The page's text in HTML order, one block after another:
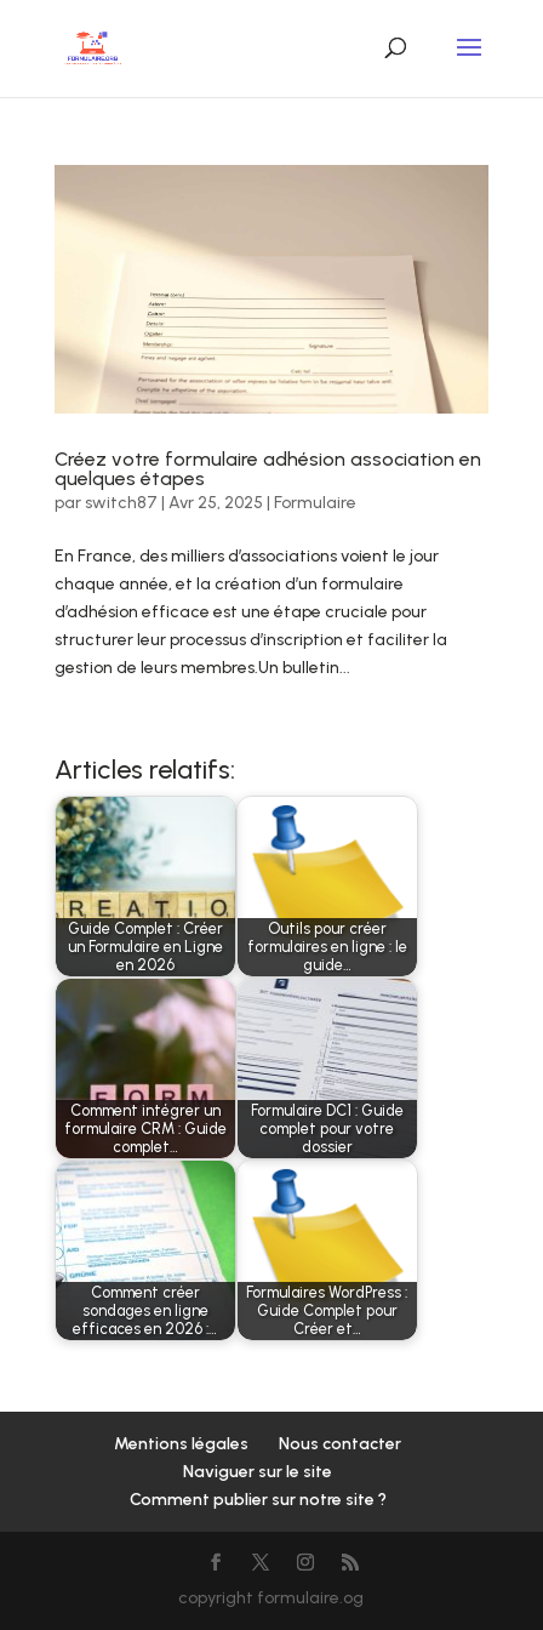
Créez votre formulaire adhésion association en
quelques étapes
par switch87 | Avr 25, 2025 | Formulaire
En France, des milliers d’associations voient le jour
chaque année, et la création d’un formulaire
d’adhésion efficace est une étape cruciale pour
structurer leur processus d’inscription et faciliter la
gestion de leurs membres.Un bulletin...
Articles relatifs:
Guide Complet : Créer
un Formulaire en Ligne
en 2026
Outils pour créer
formulaires en ligne : le
guide…
Comment intégrer un
formulaire CRM : Guide
complet…
Formulaire DC1 : Guide
complet pour votre
dossier
Comment créer
sondages en ligne
efficaces en 2026 :…
Formulaires WordPress :
Guide Complet pour
Créer et…
Mentions légales
Nous contacter
Naviguer sur le site
Comment publier sur notre site ?
copyright formulaire.og